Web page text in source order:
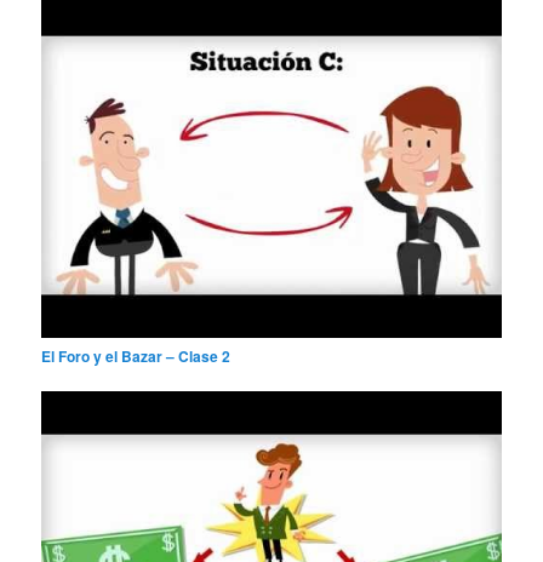
El Foro y el Bazar – Clase 2